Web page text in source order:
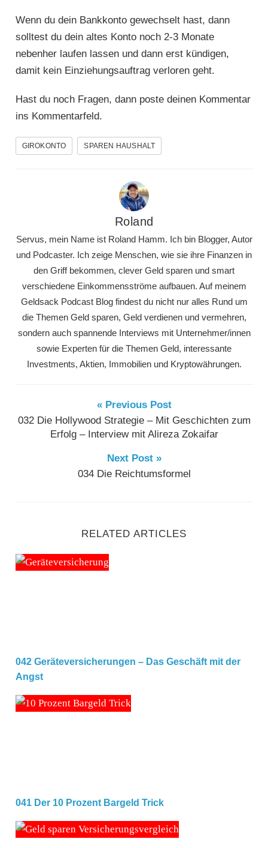
Wenn du dein Bankkonto gewechselt hast, dann
solltest du dein altes Konto noch 2-3 Monate
nebenher laufen lassen und dann erst kündigen,
damit kein Einziehungsauftrag verloren geht.
Hast du noch Fragen, dann poste deinen Kommentar
ins Kommentarfeld.
GIROKONTO SPAREN HAUSHALT
Roland
Servus, mein Name ist Roland Hamm. Ich bin Blogger, Autor
und Podcaster. Ich zeige Menschen, wie sie ihre Finanzen in
den Griff bekommen, clever Geld sparen und smart
verschiedene Einkommensströme aufbauen. Auf meinem
Geldsack Podcast Blog findest du nicht nur alles Rund um
die Themen Geld sparen, Geld verdienen und vermehren,
sondern auch spannende Interviews mit Unternehmer/innen
sowie Experten für die Themen Geld, interessante
Investments, Aktien, Immobilien und Kryptowährungen.
« Previous Post
032 Die Hollywood Strategie – Mit Geschichten zum
Erfolg – Interview mit Alireza Zokaifar
Next Post »
034 Die Reichtumsformel
RELATED ARTICLES
042 Geräteversicherungen – Das Geschäft mit der Angst
042 Geräteversicherungen – Das Geschäft mit der
Angst
041 Der 10 Prozent Bargeld Trick
041 Der 10 Prozent Bargeld Trick
036 – 5 Tipps, wie du bei deinen Versicherungen Geld